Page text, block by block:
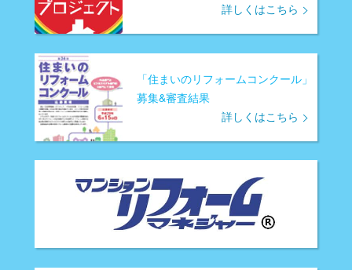
詳しくはこちら
「住まいのリフォームコンクール」
募集&審査結果
詳しくはこちら